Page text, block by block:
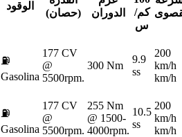
الوقود
(حصان)
الدوران
كم/
س
⛽
Gasolina
177 CV
@
5500rpm.
300 Nm
9.9
ss
200
km/h
km/h
⛽
Gasolina
177 CV
@
5500rpm.
255 Nm
@ 1500-
4000rpm.
10.5
ss
200
km/h
km/h